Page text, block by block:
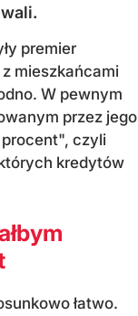
premier
z mieszkańcami
W pewnym
przez jego
czyli
kredytów
łatwo.